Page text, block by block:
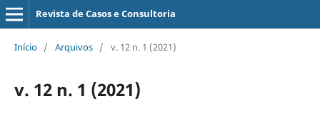
Revista de Casos e Consultoria
Início / Arquivos / v. 12 n. 1 (2021)
v. 12 n. 1 (2021)